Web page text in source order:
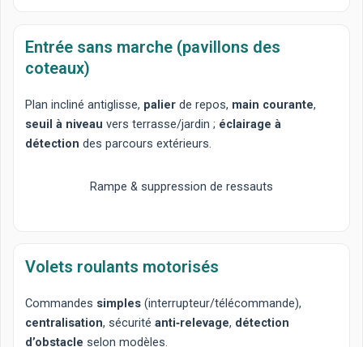
Entrée sans marche (pavillons des
coteaux)
Plan incliné antiglisse, palier de repos, main courante,
seuil à niveau vers terrasse/jardin ; éclairage à
détection des parcours extérieurs.
Rampe & suppression de ressauts
Volets roulants motorisés
Commandes simples (interrupteur/télécommande),
centralisation, sécuritéanti‑relevage, détection
d’obstacle selon modèles.